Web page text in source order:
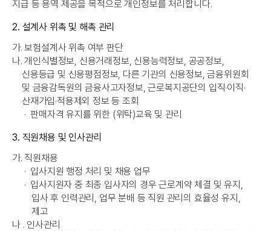
지급 등 용역 제공을 목적으로 개인정보를 처리합니다.
2. 설계사 위촉 및 해촉 관리
가.보험설계사 위촉 여부 판단
나.개인식별정보, 신용거래정보, 신용능력정보, 공공정보,
신용등급 및 신용평점정보, 다른 기관의 신용정보, 금융위원회
및 금융감독원의 금융사고자정보, 근로복지공단의 입직·이직·
산재가입·적용제외 정보 등 조회
· 판매자격 유지를 위한 (위탁)교육 및 관리
3. 직원채용 및 인사관리
가. 직원채용
· 입사지원 행정 처리 및 채용 업무
· 입사지원자 중 최종 입사자의 경우 근로계약 체결 및 유지,
입사 후 인력관리, 업무 분배 등 직원 관리의 효율성 유지,
제고
나 . 인사관리